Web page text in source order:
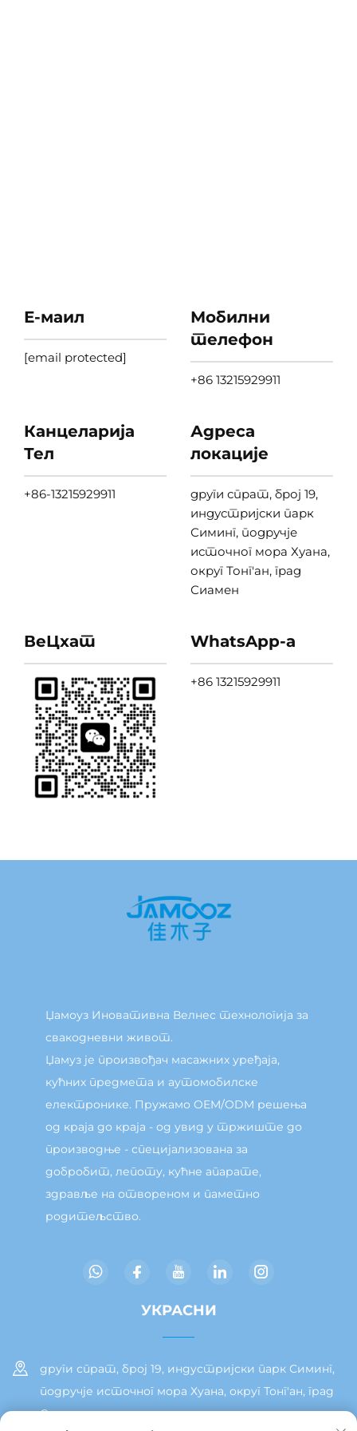
Е-маил
[email protected]
Мобилни
телефон
+86 13215929911
Канцеларија
Тел
+86-13215929911
Адреса
локације
други спрат, број 19,
индустријски парк
Симинг, подручје
источног мора Хуана,
округ Тонг'ан, град
Сиамен
ВеЦхат WhatsApp-а
+86 13215929911
Џамоуз Иновативна Велнес технологија за
свакодневни живот.
Џамуз је произвођач масажних уређаја,
кућних предмета и аутомобилске
електронике. Пружамо OEM/ODM решења
од краја до краја - од увид у тржиште до
производње - специјализована за
добробит, лепоту, кућне апарате,
здравље на отвореном и паметно
родитељство.
УКРАСНИ
други спрат, број 19, индустријски парк Симинг,
подручје источног мора Хуана, округ Тонг'ан, град
Сиамен